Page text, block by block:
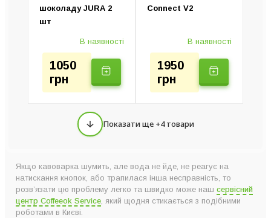
шоколаду JURA 2
шт
В наявності
1050
грн
Connect V2
В наявності
1950
грн
Показати ще +4 товари
Якщо кавоварка шумить, але вода не йде, не реагує на
натискання кнопок, або трапилася інша несправність, то
розв’язати цю проблему легко та швидко може наш сервісний
центр Coffeeok Service , який щодня стикається з подібними
роботами в Києві.